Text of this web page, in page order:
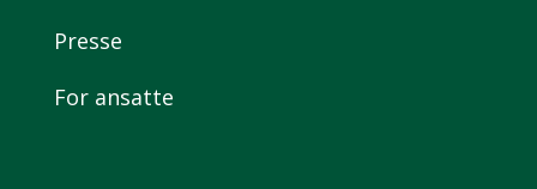
Presse
For ansatte